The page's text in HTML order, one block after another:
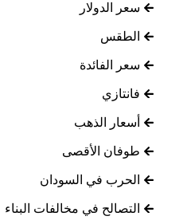
سعر الدولار
الطقس
سعر الفائدة
فانتازي
أسعار الذهب
طوفان الأقصى
الحرب في السودان
التصالح في مخالفات البناء